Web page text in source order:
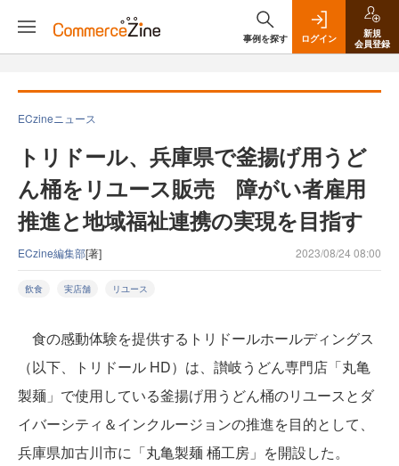
事例を探す ログイン
新規
会員登録
ECzineニュース
トリドール、兵庫県で釜揚げ用うど
ん桶をリユース販売 障がい者雇用
推進と地域福祉連携の実現を目指す
ECzine編集部[著] 2023/08/24 08:00
飲食 実店舗 リユース
食の感動体験を提供するトリドールホールディングス
（以下、トリドール HD）は、讃岐うどん専門店「丸亀
製麺」で使用している釜揚げ用うどん桶のリユースとダ
イバーシティ＆インクルージョンの推進を目的として、
兵庫県加古川市に「丸亀製麺 桶工房」を開設した。